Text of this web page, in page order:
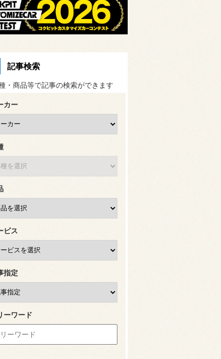
記事検索
・商品等で記事の検索ができます
カー
ビス
指定
ーワード